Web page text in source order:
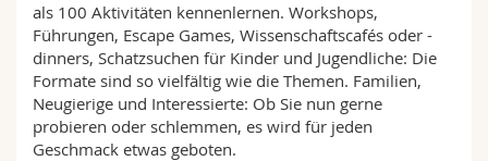
als 100 Aktivitäten kennenlernen. Workshops,
Führungen, Escape Games, Wissenschaftscafés oder -
dinners, Schatzsuchen für Kinder und Jugendliche: Die
Formate sind so vielfältig wie die Themen. Familien,
Neugierige und Interessierte: Ob Sie nun gerne
probieren oder schlemmen, es wird für jeden
Geschmack etwas geboten.